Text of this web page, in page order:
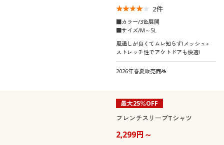
2件
■カラー/3色展開
■サイズ/M～5L
風通しが良くてムレ知らず!メッシュ+
ストレッチ性でアウトドアも快適!
2026年春夏販売商品
最大25％OFF
フレンチスリーブTシャツ
2,299円～